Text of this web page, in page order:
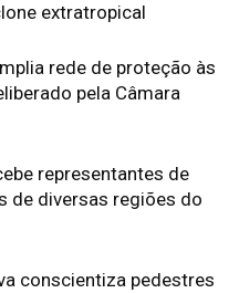
extratropical
rede de proteção às
pela Câmara
representantes de
de diversas regiões do
conscientiza pedestres